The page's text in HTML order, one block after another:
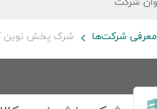
معرفی شرکت‌ها شرک پخش نوین